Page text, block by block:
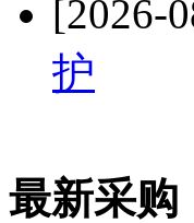
[2026-
护
最新采购